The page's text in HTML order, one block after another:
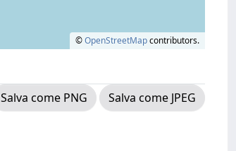
©OpenStreetMapcontributors.
Salva come PNG
Salva come JPEG